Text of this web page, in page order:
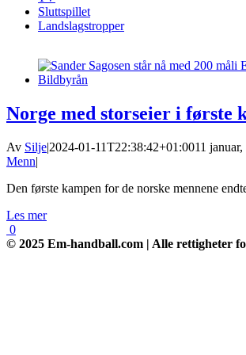
Sluttspillet
Landslagstropper
Norge med storseier i første
Av Silje|2024-01-11T22:38:42+01:0011
Menn|
Den første kampen for de norske mennene
Les mer
0
© 2025 Em-handball.com | Alle rettigheter